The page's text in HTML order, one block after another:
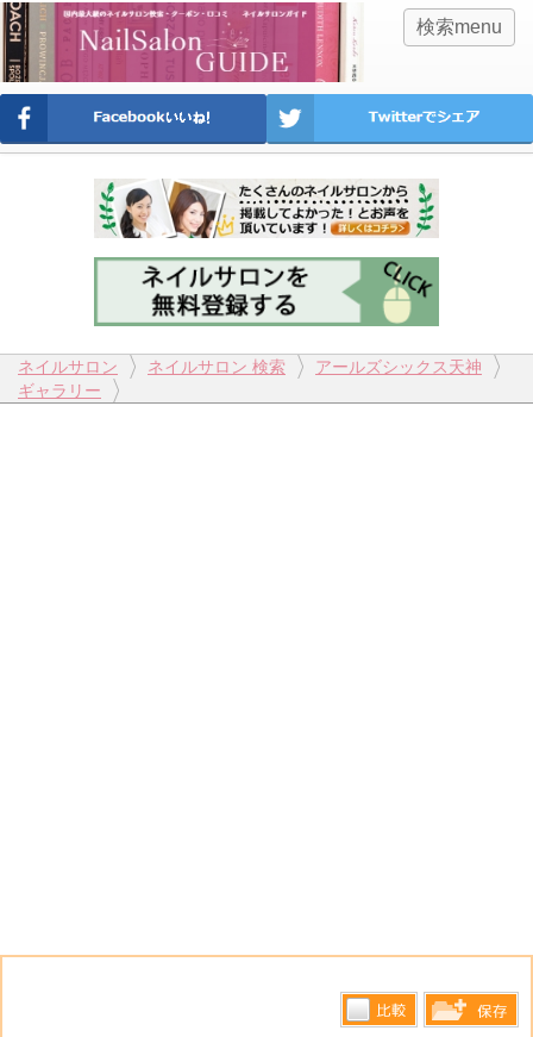
検索menu
ネイルサロン ネイルサロン 検索
アールズシックス天神
ギャラリー